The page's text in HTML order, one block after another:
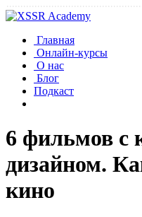
Главная
Онлайн-курсы
О нас
Блог
Подкаст
6 фильмов с
дизайном.
кино